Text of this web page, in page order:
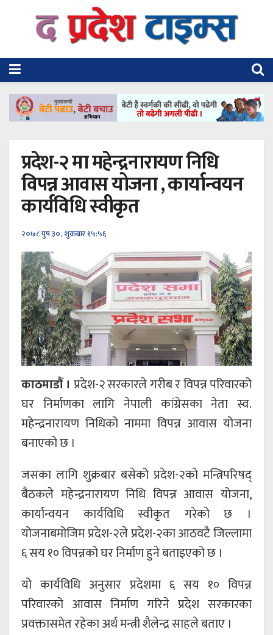
प्रदेश-२ मा महेन्द्रनारायण निधि
विपन्न आवास योजना , कार्यान्वयन
कार्यविधि स्वीकृत
२०७८ पुष ३०, शुक्रबार १५:५६
काठमाडौं । प्रदेश-२ सरकारले गरीब र विपन्न परिवारको
घर निर्माणका लागि नेपाली कांग्रेसका नेता स्व.
महेन्द्रनारायण निधिको नाममा विपन्न आवास योजना
बनाएको छ ।
जसका लागि शुक्रबार बसेको प्रदेश-२को मन्त्रिपरिषद्
बैठकले महेन्द्रनारायण निधि विपन्न आवास योजना,
कार्यान्वयन कार्यविधि स्वीकृत गरेको छ ।
योजनाबमोजिम प्रदेश-२ले प्रदेश-२का आठवटै जिल्लामा
६ सय १० विपन्नको घर निर्माण हुने बताइएको छ ।
यो कार्यविधि अनुसार प्रदेशमा ६ सय १० विपन्न
परिवारको आवास निर्माण गरिने प्रदेश सरकारका
प्रवक्तासमेत रहेका अर्थ मन्त्री शैलेन्द्र साहले बताए ।